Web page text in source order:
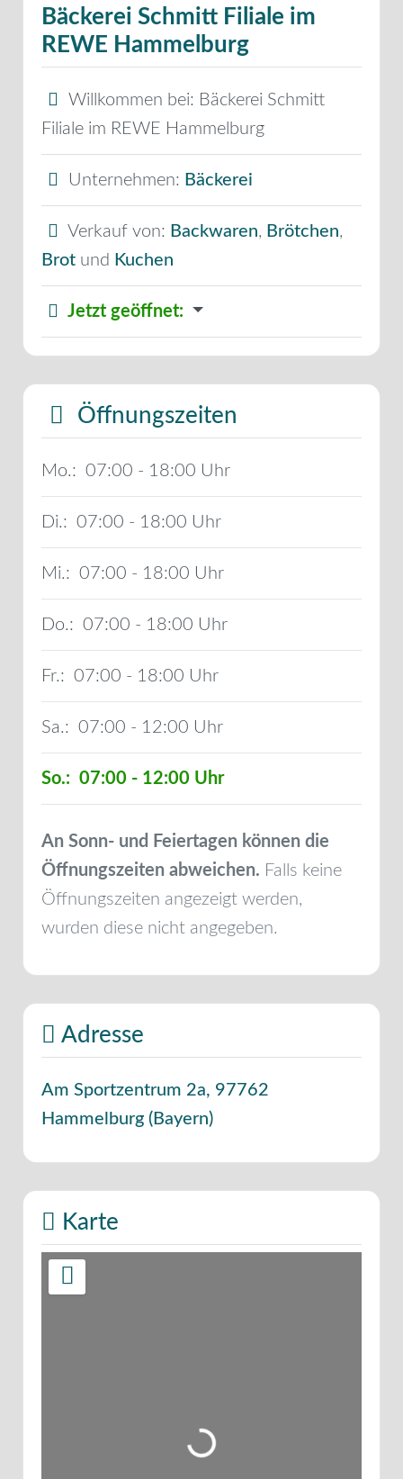
Bäckerei Schmitt Filiale im
REWE Hammelburg
Willkommen bei: Bäckerei Schmitt
Filiale im REWE Hammelburg
Unternehmen: Bäckerei
Verkauf von: Backwaren, Brötchen,
Brot und Kuchen
Jetzt geöffnet:
Öffnungszeiten
Mo.: 07:00 - 18:00
Di.: 07:00 - 18:00
Mi.: 07:00 - 18:00
Do.: 07:00 - 18:00
Fr.: 07:00 - 18:00
Sa.: 07:00 - 12:00
So.: 07:00 - 12:00
An Sonn- und Feiertagen können die
Öffnungszeiten abweichen. Falls keine
Öffnungszeiten angezeigt werden,
wurden diese nicht angegeben.
Adresse
Am Sportzentrum 2a, 97762
Hammelburg (Bayern)
Karte